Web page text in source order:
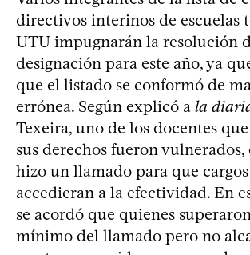
directivos interinos de escuelas
UTU impugnarán la resolución
designación para este año, ya
que el listado se conformó de
errónea. Según explicó a la
Texeira, uno de los docentes
sus derechos fueron vulnerados,
hizo un llamado para que
accedieran a la efectividad. En
se acordó que quienes
mínimo del llamado pero no